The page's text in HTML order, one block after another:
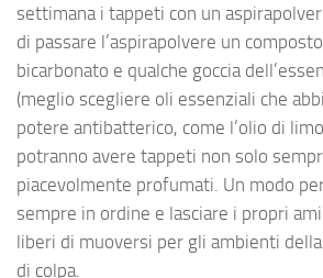
settimana i tappeti con un
di passare l’aspirapolvere un
bicarbonato e qualche goccia
(meglio scegliere oli essenziali che
potere antibatterico, come l’olio di
potranno avere tappeti non solo
piacevolmente profumati. Un modo
sempre in ordine e lasciare i propri
liberi di muoversi per gli ambienti della
di colpa.